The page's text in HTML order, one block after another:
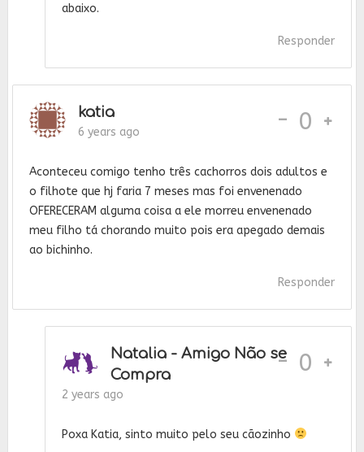
abaixo.
Responder
katia
6 years ago - 0
Aconteceu comigo tenho três cachorros dois adultos e
o filhote que hj faria 7 meses mas foi envenenado
OFERECERAM alguma coisa a ele morreu envenenado
meu filho tá chorando muito pois era apegado demais
ao bichinho.
Responder
Natalia - Amigo Não se
Compra
2 years ago
- 0
Poxa Katia, sinto muito pelo seu cãozinho